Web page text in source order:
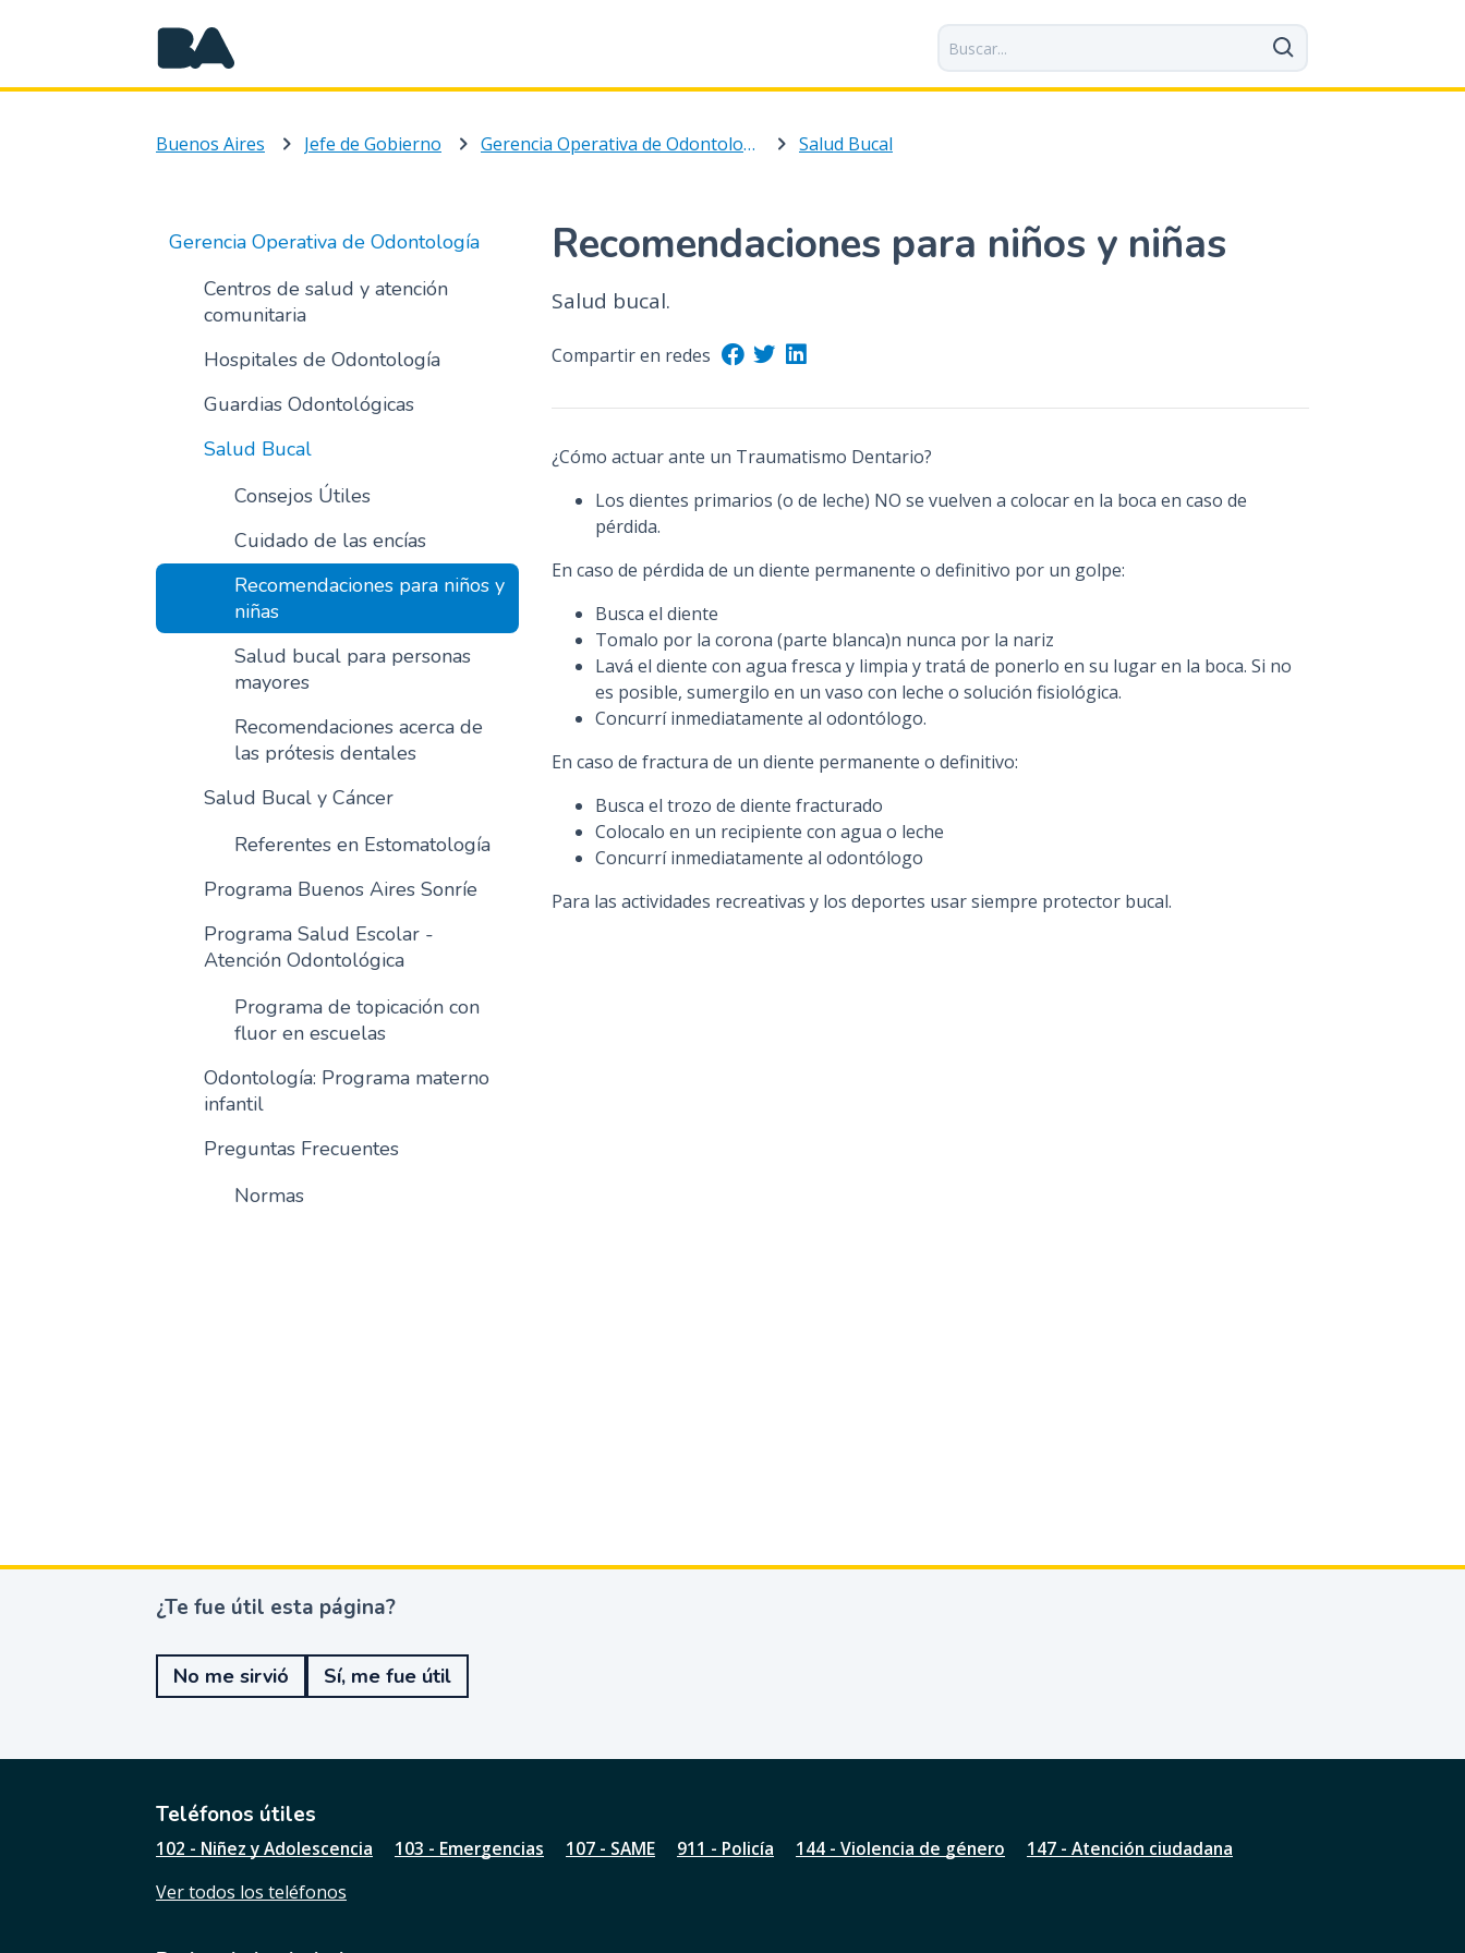
a
a
o
n
i
o
r
n
i
l
Buenos Aires Jefe de Gobierno Gerencia Operativa de Odontología Salud Bucal
Gerencia Operativa de Odontología
Centros de salud y atención
comunitaria
Hospitales de Odontología
Guardias Odontológicas
Salud Bucal
Consejos Útiles
Cuidado de las encías
Recomendaciones para niños y
niñas
Salud bucal para personas
mayores
Recomendaciones acerca de
las prótesis dentales
Salud Bucal y Cáncer
Referentes en Estomatología
Programa Buenos Aires Sonríe
Programa Salud Escolar -
Atención Odontológica
Programa de topicación con
fluor en escuelas
Odontología: Programa materno
infantil
Preguntas Frecuentes
Normas
Recomendaciones para niños y niñas
Salud bucal.
Compartir en redes
¿Cómo actuar ante un Traumatismo Dentario?
Los dientes primarios (o de leche) NO se vuelven a colocar en la boca en caso de
pérdida.
En caso de pérdida de un diente permanente o definitivo por un golpe:
Busca el diente
Tomalo por la corona (parte blanca)n nunca por la nariz
Lavá el diente con agua fresca y limpia y tratá de ponerlo en su lugar en la boca. Si no
es posible, sumergilo en un vaso con leche o solución fisiológica.
Concurrí inmediatamente al odontólogo.
En caso de fractura de un diente permanente o definitivo:
Busca el trozo de diente fracturado
Colocalo en un recipiente con agua o leche
Concurrí inmediatamente al odontólogo
Para las actividades recreativas y los deportes usar siempre protector bucal.
¿
e
u
t
l
s
a
¿Te fue útil esta página?
No me sirvió Sí, me fue útil
Teléfonos útiles
102 - Niñez y Adolescencia 103 - Emergencias 107 - SAME 911 - Policía 144 - Violencia de género
147 - Atención ciudadana
Ver todos los teléfonos